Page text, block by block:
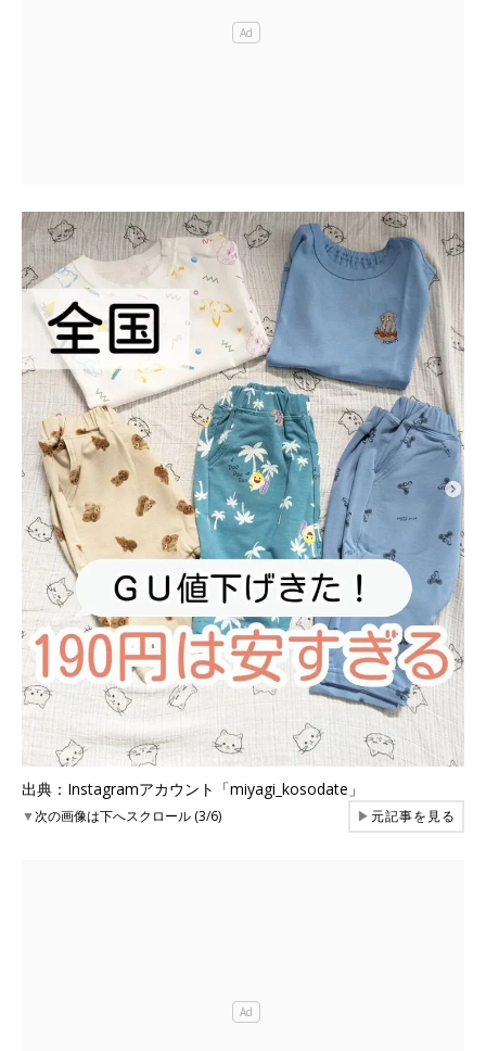
出典：Instagramアカウント「miyagi_kosodate」
▼次の画像は下へスクロール (3/6) ▶元記事を見る